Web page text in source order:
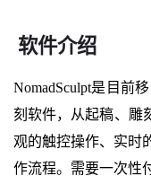
软件介绍
NomadSculpt是目前
刻软件，从起稿、雕
观的触控操作、实时
作流程。需要一次性